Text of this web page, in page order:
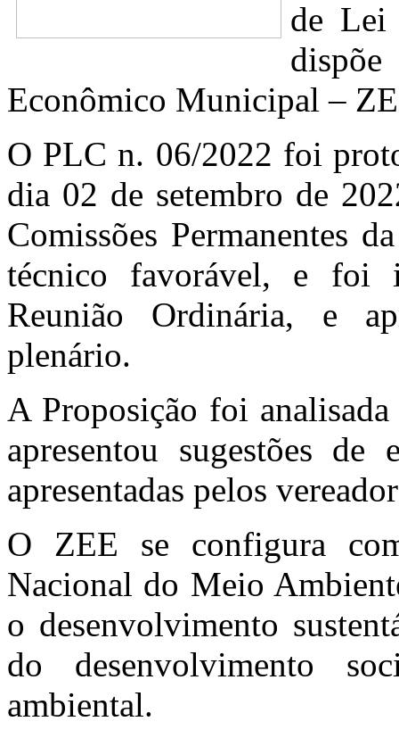
de Lei
Econômico Municipal –
O PLC n. 06/2022 foi
dia 02 de setembro de
Comissões Permanentes
técnico favorável, e foi
Reunião Ordinária, e
plenário.
A Proposição foi
apresentou sugestões de
apresentadas pelos
O ZEE se configura
Nacional do Meio
o desenvolvimento
do desenvolvimento
ambiental.